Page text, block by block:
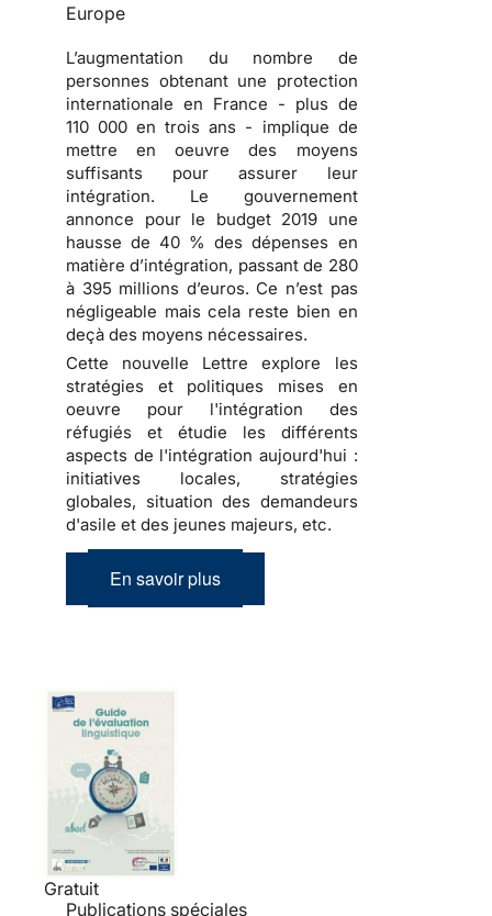
Europe
L’augmentation du nombre de
personnes obtenant une protection
internationale en France - plus de
110 000 en trois ans - implique de
mettre en oeuvre des moyens
suffisants pour assurer leur
intégration. Le gouvernement
annonce pour le budget 2019 une
hausse de 40 % des dépenses en
matière d’intégration, passant de 280
à 395 millions d’euros. Ce n’est pas
négligeable mais cela reste bien en
deçà des moyens nécessaires.
Cette nouvelle Lettre explore les
stratégies et politiques mises en
oeuvre pour l'intégration des
réfugiés et étudie les différents
aspects de l'intégration aujourd'hui :
initiatives locales, stratégies
globales, situation des demandeurs
d'asile et des jeunes majeurs, etc.
En savoir plus
Gratuit
Publications spéciales